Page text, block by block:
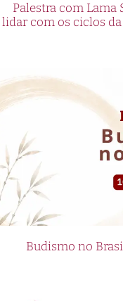
Palestra com Lama
lidar com os ciclos
Budismo no